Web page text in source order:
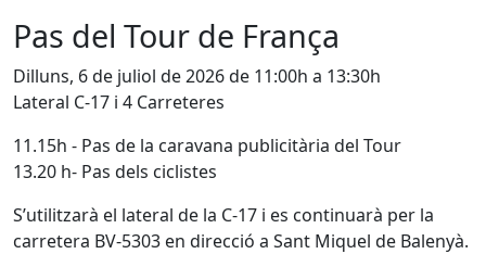
Pas del Tour de França
Dilluns, 6 de juliol de 2026 de 11:00h a 13:30h
Lateral C-17 i 4 Carreteres
11.15h - Pas de la caravana publicitària del Tour
13.20 h- Pas dels ciclistes
S’utilitzarà el lateral de la C-17 i es continuarà per la
carretera BV-5303 en direcció a Sant Miquel de Balenyà.